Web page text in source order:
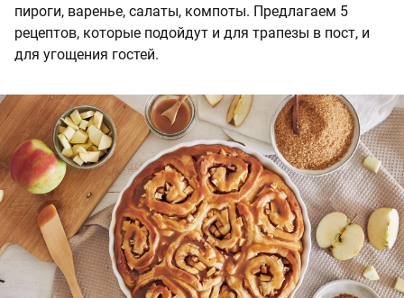
пироги, варенье, салаты, компоты. Предлагаем 5
рецептов, которые подойдут и для трапезы в пост, и
для угощения гостей.